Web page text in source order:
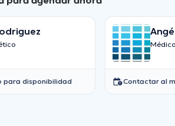
para disponibilidad Contactar al